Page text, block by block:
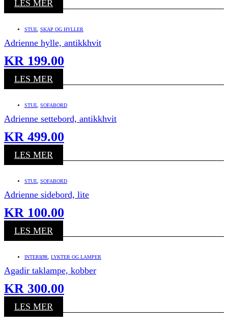
LES MER
STUE SKAP OG HYLLER
Adrienne hylle, antikkhvit
KR 199.00
LES MER
STUE SOFABORD
Adrienne settebord, antikkhvit
KR 499.00
LES MER
STUE SOFABORD
Adrienne sidebord, lite
KR 100.00
LES MER
INTERIØR LYKTER OG LAMPER
Agadir taklampe, kobber
KR 300.00
LES MER